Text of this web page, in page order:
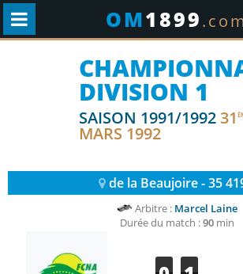
OM1899.com
DIVISION 1
SAISON 1991/199231
MARS 1992
de la Beaujoire - 35
Arbitre : Marcel Laine
Durée du match :90min